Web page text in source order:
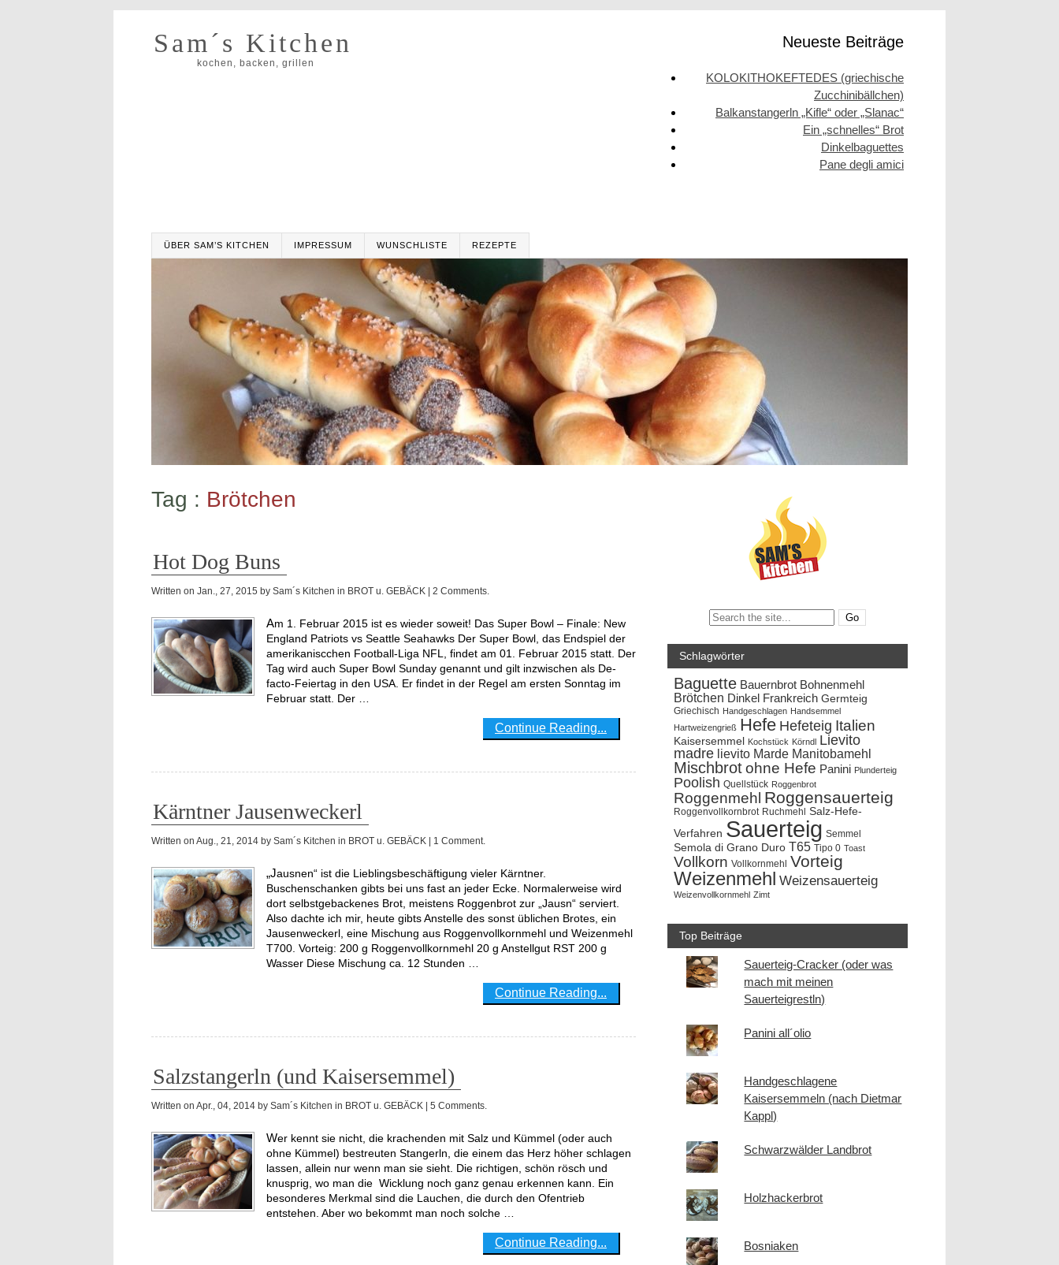
Sam´s Kitchen
kochen, backen, grillen
Neueste Beiträge
KOLOKITHOKEFTEDES (griechische
Zucchinibällchen)
Balkanstangerln „Kifle“ oder „Slanac“
Ein „schnelles“ Brot
Dinkelbaguettes
Pane degli amici
ÜBER SAM’S KITCHEN IMPRESSUM WUNSCHLISTE REZEPTE
Tag : Brötchen
Hot Dog Buns
Written on Jan., 27, 2015 by Sam´s Kitchen in BROT u. GEBÄCK | 2 Comments.
Am 1. Februar 2015 ist es wieder soweit! Das Super Bowl – Finale: New
England Patriots vs Seattle Seahawks Der Super Bowl, das Endspiel der
amerikaniscchen Football-Liga NFL, findet am 01. Februar 2015 statt. Der
Tag wird auch Super Bowl Sunday genannt und gilt inzwischen als De-
facto-Feiertag in den USA. Er findet in der Regel am ersten Sonntag im
Februar statt. Der …
Continue Reading...
Kärntner Jausenweckerl
Written on Aug., 21, 2014 by Sam´s Kitchen in BROT u. GEBÄCK | 1 Comment.
„Jausnen“ ist die Lieblingsbeschäftigung vieler Kärntner.
Buschenschanken gibts bei uns fast an jeder Ecke. Normalerweise wird
dort selbstgebackenes Brot, meistens Roggenbrot zur „Jausn“ serviert.
Also dachte ich mir, heute gibts Anstelle des sonst üblichen Brotes, ein
Jausenweckerl, eine Mischung aus Roggenvollkornmehl und Weizenmehl
T700. Vorteig: 200 g Roggenvollkornmehl 20 g Anstellgut RST 200 g
Wasser Diese Mischung ca. 12 Stunden …
Continue Reading...
Salzstangerln (und Kaisersemmel)
Written on Apr., 04, 2014 by Sam´s Kitchen in BROT u. GEBÄCK | 5 Comments.
Wer kennt sie nicht, die krachenden mit Salz und Kümmel (oder auch
ohne Kümmel) bestreuten Stangerln, die einem das Herz höher schlagen
lassen, allein nur wenn man sie sieht. Die richtigen, schön rösch und
knusprig, wo man die Wicklung noch ganz genau erkennen kann. Ein
besonderes Merkmal sind die Lauchen, die durch den Ofentrieb
entstehen. Aber wo bekommt man noch solche …
Continue Reading...
Search:
Schlagwörter
Baguette Bauernbrot Bohnenmehl
Brötchen Dinkel Frankreich Germteig
Griechisch Handgeschlagen Handsemmel
Hartweizengrieß Hefe Hefeteig Italien
Kaisersemmel Kochstück Körndl Lievito
madre lievito Marde Manitobamehl
Mischbrotohne Hefe Panini Plunderteig
Poolish Quellstück Roggenbrot
Roggenmehl Roggensauerteig
Roggenvollkornbrot Ruchmehl Salz-Hefe-
Verfahren Sauerteig Semmel
Semola di Grano Duro T65 Tipo 0 Toast
Vollkorn Vollkornmehl Vorteig
Weizenmehl Weizensauerteig
Weizenvollkornmehl Zimt
Top Beiträge
Sauerteig-Cracker (oder was
mach mit meinen
Sauerteigrestln)
Panini all´olio
Handgeschlagene
Kaisersemmeln (nach Dietmar
Kappl)
Schwarzwälder Landbrot
Holzhackerbrot
Bosniaken